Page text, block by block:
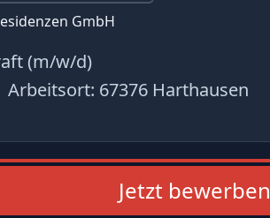
GmbH
(m/w/d)
Arbeitsort: 67376 Harthausen
Jetzt bewerben